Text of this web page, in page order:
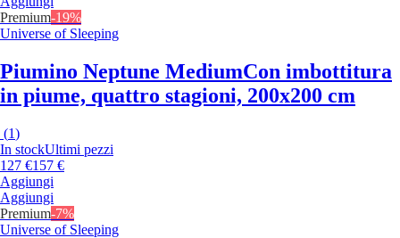
Premium-19%
Universe of Sleeping
Piumino Neptune MediumCon imbottitura
in piume, quattro stagioni, 200x200 cm
(1)
In stockUltimi pezzi
127 €157 €
Aggiungi
Aggiungi
Premium-7%
Universe of Sleeping